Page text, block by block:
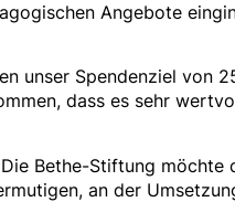
Angebote
unser Spendenziel von
dass es sehr
Bethe-Stiftung möchte
an der